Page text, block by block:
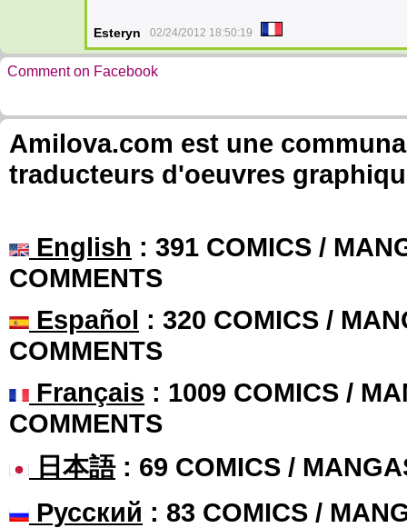
Esteryn 02/24/2012 18:50:19
Comment on Facebook
Amilova.com est une
traducteurs d'oeuvres
English : 391 COMICS /
COMMENTS
Español : 320 COMICS /
COMMENTS
Français : 1009 COMICS /
COMMENTS
日本語: 69 COMICS /
Русский : 83 COMICS /